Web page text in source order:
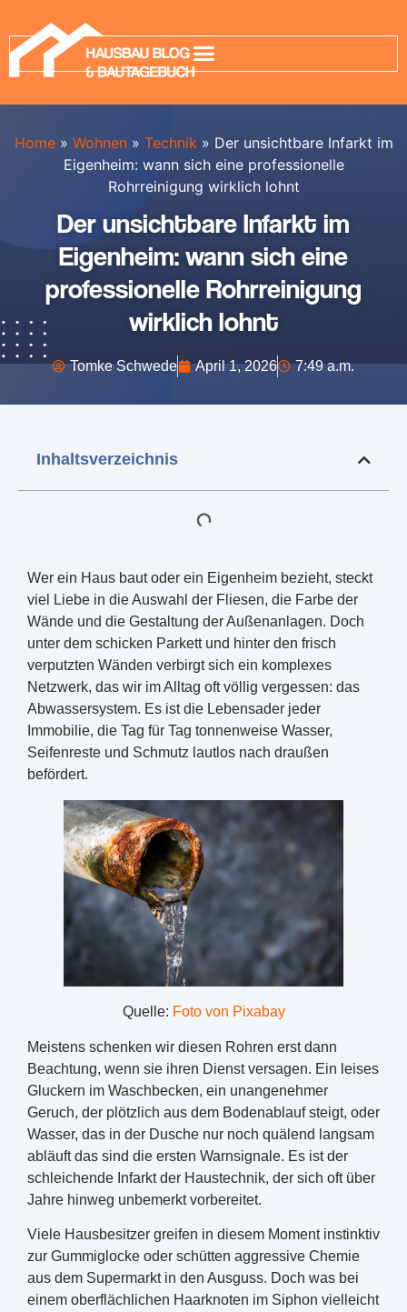
Home » Wohnen » Technik » Der unsichtbare Infarkt im
Eigenheim: wann sich eine professionelle
Rohrreinigung wirklich lohnt
Der unsichtbare Infarkt im
Eigenheim: wann sich eine
professionelle Rohrreinigung
wirklich lohnt
Tomke Schwede April 1, 2026 7:49 a.m.
Inhaltsverzeichnis
Wer ein Haus baut oder ein Eigenheim bezieht, steckt
viel Liebe in die Auswahl der Fliesen, die Farbe der
Wände und die Gestaltung der Außenanlagen. Doch
unter dem schicken Parkett und hinter den frisch
verputzten Wänden verbirgt sich ein komplexes
Netzwerk, das wir im Alltag oft völlig vergessen: das
Abwassersystem. Es ist die Lebensader jeder
Immobilie, die Tag für Tag tonnenweise Wasser,
Seifenreste und Schmutz lautlos nach draußen
befördert.
Quelle: Foto von Pixabay
Meistens schenken wir diesen Rohren erst dann
Beachtung, wenn sie ihren Dienst versagen. Ein leises
Gluckern im Waschbecken, ein unangenehmer
Geruch, der plötzlich aus dem Bodenablauf steigt, oder
Wasser, das in der Dusche nur noch quälend langsam
abläuft das sind die ersten Warnsignale. Es ist der
schleichende Infarkt der Haustechnik, der sich oft über
Jahre hinweg unbemerkt vorbereitet.
Viele Hausbesitzer greifen in diesem Moment instinktiv
zur Gummiglocke oder schütten aggressive Chemie
aus dem Supermarkt in den Ausguss. Doch was bei
einem oberflächlichen Haarknoten im Siphon vielleicht